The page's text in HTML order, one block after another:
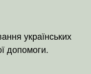
українських
допомоги.